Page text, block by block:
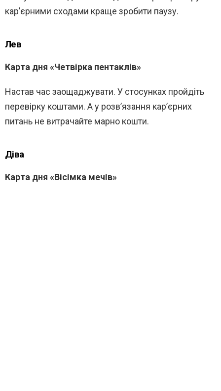
кар’єрними сходами краще зробити паузу.
Лев
Карта дня «Четвірка пентаклів»
Настав час заощаджувати. У стосунках пройдіть
перевірку коштами. А у розв’язання кар’єрних
питань не витрачайте марно кошти.
Діва
Карта дня «Вісімка мечів»